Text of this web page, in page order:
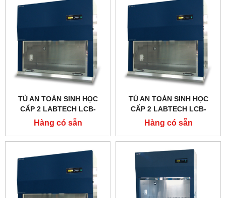
TỦ AN TOÀN SINH HỌC
CẤP 2 LABTECH LCB-
0153B-A2, TYPE A2
Hàng có sẵn
TỦ AN TOÀN SINH HỌC
CẤP 2 LABTECH LCB-
0103B-A2, TYPE A2
Hàng có sẵn